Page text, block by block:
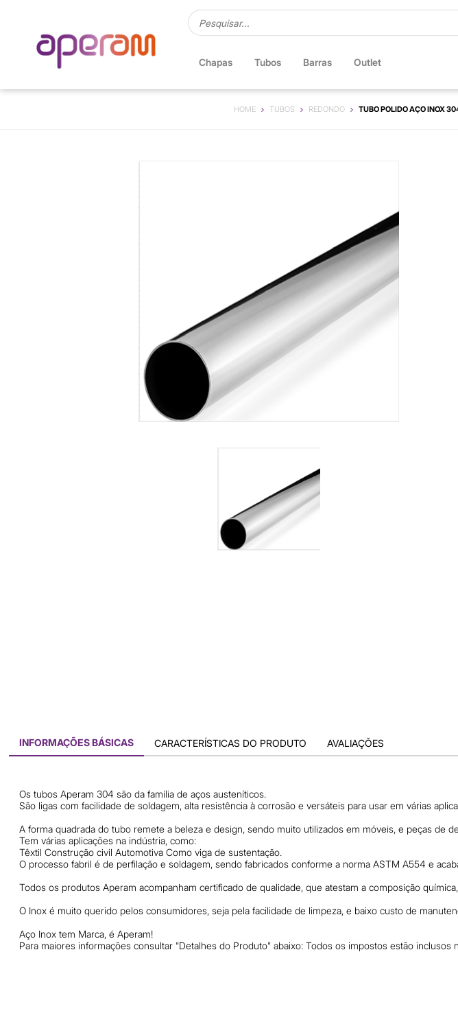
Chapas Tubos Barras Outlet
HOME TUBOS REDONDO TUBO POLIDO AÇO INOX
INFORMAÇÕES BÁSICAS CARACTERÍSTICAS DO PRODUTO AVALIAÇÕES
Os tubos Aperam 304 são da família de aços austeníticos.
São ligas com facilidade de soldagem, alta resistência à corrosão e versáteis para usar em várias
A forma quadrada do tubo remete a beleza e design, sendo muito utilizados em móveis, e peças de
Tem várias aplicações na indústria, como:
Têxtil Construção civil Automotiva Como viga de sustentação.
O processo fabril é de perfilação e soldagem, sendo fabricados conforme a norma ASTM A554 e
Todos os produtos Aperam acompanham certificado de qualidade, que atestam a composição
O Inox é muito querido pelos consumidores, seja pela facilidade de limpeza, e baixo custo de
Aço Inox tem Marca, é Aperam!
Para maiores informações consultar "Detalhes do Produto" abaixo: Todos os impostos estão